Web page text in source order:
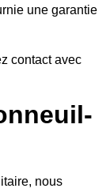
une garantie
contact avec
nous